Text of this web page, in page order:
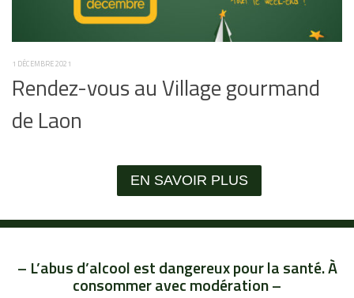
1 DÉCEMBRE 2021
Rendez-vous au Village gourmand
de Laon
EN SAVOIR PLUS
– L’abus d’alcool est dangereux pour la santé. À
consommer avec modération –